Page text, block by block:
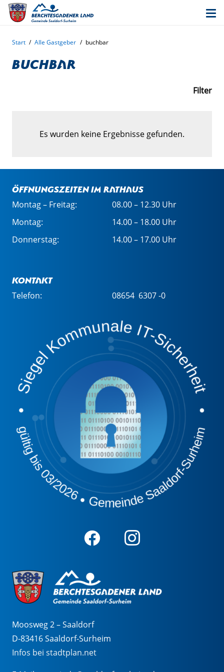
Start / Alle Gastgeber / buchbar
buchbar
Filter
Es wurden keine Ergebnisse gefunden.
Öffnungszeiten im Rathaus
Montag – Freitag:
08.00 – 12.30 Uhr
Montag:
14.00 – 18.00 Uhr
Donnerstag:
14.00 – 17.00 Uhr
Kontakt
Telefon: 08654 6307 -0
Moosweg 2 – Saaldorf
D-83416 Saaldorf-Surheim
Infos bei stadtplan.net